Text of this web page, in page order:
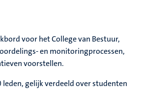
voor het College van Bestuur,
en monitoringprocessen,
voorstellen.
leden, gelijk verdeeld over studenten